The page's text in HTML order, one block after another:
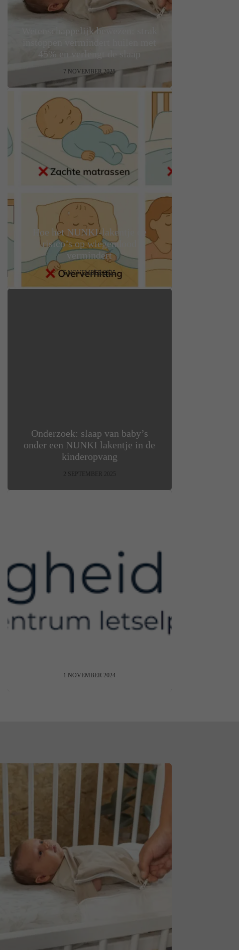
Wetenschappelijk bewezen: strak
45% en verlengt de slaap
7 NOVEMBER 2025
Hoe het NUNKI-lakentje de
risico’s op wiegendood
vermindert
6 NOVEMBER 2025
Onderzoek: slaap van baby’s
onder een NUNKI lakentje in de
kinderopvang
2 SEPTEMBER 2025
1 NOVEMBER 2024